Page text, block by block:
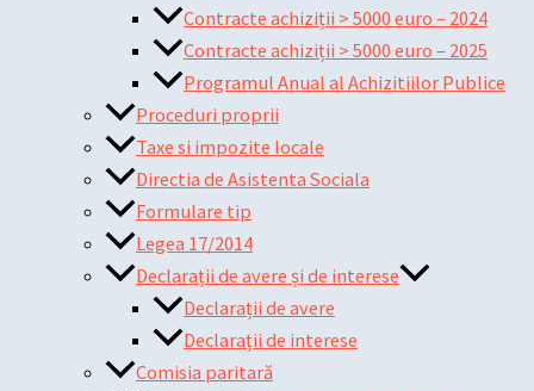
Contracte achiziții > 5000 euro – 2024
Contracte achiziții > 5000 euro – 2025
Programul Anual al Achizitiilor Publice
Proceduri proprii
Taxe si impozite locale
Directia de Asistenta Sociala
Formulare tip
Legea 17/2014
Declarații de avere și de interese
Declarații de avere
Declarații de interese
Comisia paritară